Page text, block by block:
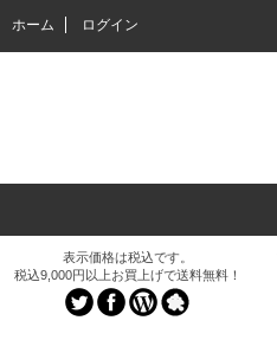
ホーム ログイン
表示価格は税込です。
税込9,000円以上お買上げで送料無料！